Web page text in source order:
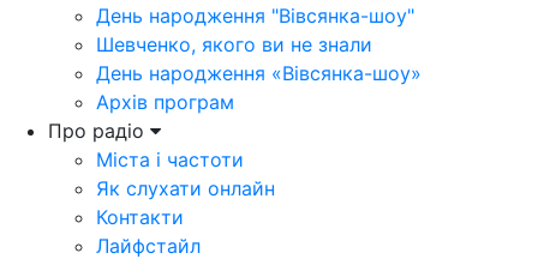
День народження "Вівсянка-шоу"
Шевченко, якого ви не знали
День народження «Вівсянка-шоу»
Архів програм
Про радіо
Міста і частоти
Як слухати онлайн
Контакти
Лайфстайл